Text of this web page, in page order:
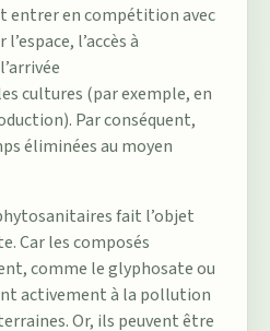
entrer en compétition avec
l’accès à
cultures (par exemple, en
Par conséquent,
éliminées au moyen
fait l’objet
Car les composés
comme le glyphosate ou
activement à la pollution
Or, ils peuvent être